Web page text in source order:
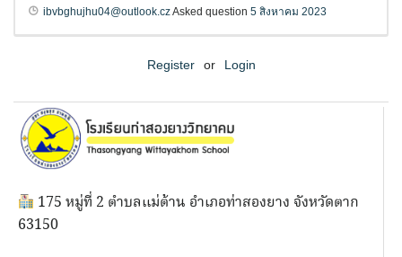
ibvbghujhu04@outlook.czAsked question 5 สิงหาคม 2023
Register or Login
175 หมู่ที่ 2 ตำบลแม่ต้าน อำเภอท่าสองยาง จังหวัดตาก
63150